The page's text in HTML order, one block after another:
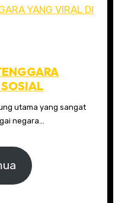
negara…